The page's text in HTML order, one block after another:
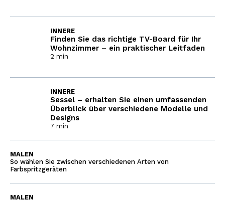
Finden Sie das richtige TV-Board für Ihr
Wohnzimmer – ein praktischer Leitfaden
INNERE
2 min
Sessel – erhalten Sie einen umfassenden
Überblick über verschiedene Modelle und
Designs
INNERE
7 min
So wählen Sie zwischen verschiedenen Arten von
Farbspritzgeräten
MALEN
MALEN